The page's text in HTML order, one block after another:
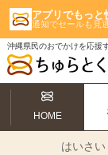
アプリでもっと
通知でセールも見
沖縄県民のおでかけを応援
HOME
はいさい